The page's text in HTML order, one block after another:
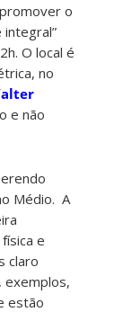
o
integral”
O local é
no
e não
Médio. A
e
claro
exemplos,
estão